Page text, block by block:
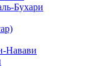
Бухари
Навави